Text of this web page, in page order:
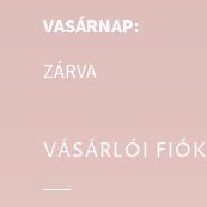
VASÁRNAP:
ZÁRVA
VÁSÁRLÓI FIÓK